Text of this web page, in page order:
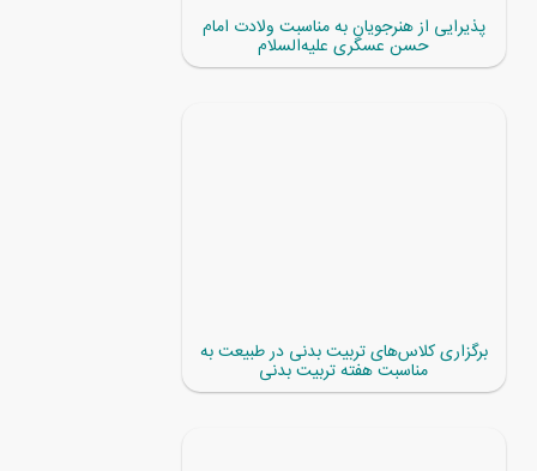
پذیرایی از هنرجویان به مناسبت ولادت امام
حسن عسگری علیه‌السلام
برگزاری کلاس‌های تربیت بدنی در طبیعت به
مناسبت هفته تربیت بدنی